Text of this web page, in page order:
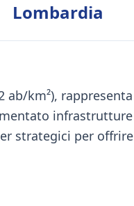
Lombardia
ab/km²), rappresenta
infrastrutture
strategici per offrire